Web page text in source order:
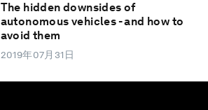
The hidden downsides of
autonomous vehicles - and how to
avoid them
2019年07月31日